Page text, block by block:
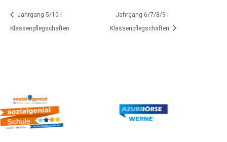
Jahrgang 5/10 I
Klassenpflegschaften
Jahrgang 6/7/8/9 I
Klassenpflegschaften